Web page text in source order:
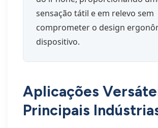
sensação tátil e em relevo sem
comprometer o design
dispositivo.
Aplicações
Principais